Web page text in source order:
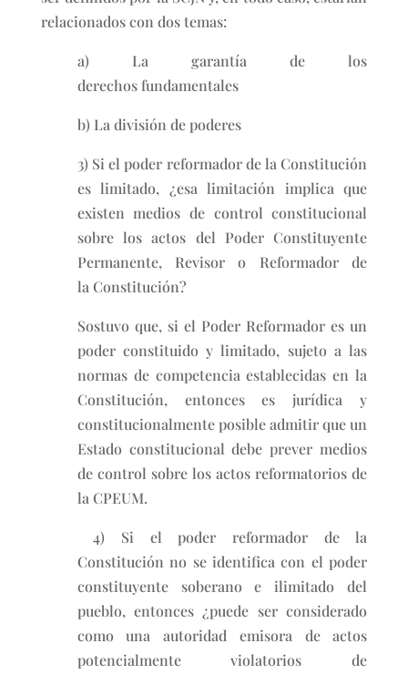
relacionados con dos temas:
a) La garantía de los
derechos fundamentales
b) La división de poderes
3) Si el poder reformador de la Constitución
es limitado, ¿esa limitación implica que
existen medios de control constitucional
sobre los actos del Poder Constituyente
Permanente, Revisor o Reformador de
la Constitución?
Sostuvo que, si el Poder Reformador es un
poder constituido y limitado, sujeto a las
normas de competencia establecidas en la
Constitución, entonces es jurídica y
constitucionalmente posible admitir que un
Estado constitucional debe prever medios
de control sobre los actos reformatorios de
la CPEUM.
4) Si el poder reformador de la
Constitución no se identifica con el poder
constituyente soberano e ilimitado del
pueblo, entonces ¿puede ser considerado
como una autoridad emisora de actos
potencialmente violatorios de